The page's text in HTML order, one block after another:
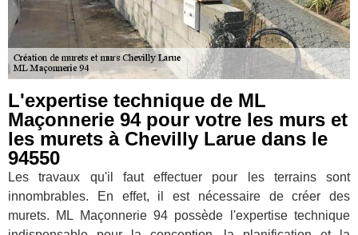
L'expertise technique de ML
Maçonnerie 94 pour votre les murs et
les murets à Chevilly Larue dans le
94550
Les travaux qu'il faut effectuer pour les terrains sont
innombrables. En effet, il est nécessaire de créer des
murets. ML Maçonnerie 94 possède l'expertise technique